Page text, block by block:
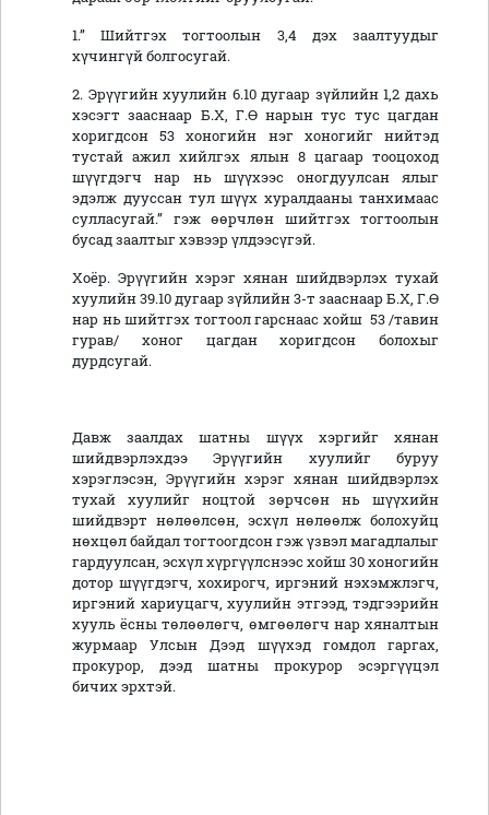
1.” Шийтгэх тогтоолын 3,4 дэх заалтуудыг
хүчингүй болгосугай.
2. Эрүүгийн хуулийн 6.10 дугаар зүйлийн 1,2 дахь
хэсэгт зааснаар Б.Х, Г.Ө нарын тус тус цагдан
хоригдсон 53 хоногийн нэг хоногийг нийтэд
тустай ажил хийлгэх ялын 8 цагаар тооцоход
шүүгдэгч нар нь шүүхээс оногдуулсан ялыг
эдэлж дууссан тул шүүх хуралдааны танхимаас
сулласугай.” гэж өөрчлөн шийтгэх тогтоолын
бусад заалтыг хэвээр үлдээсүгэй.
Хоёр. Эрүүгийн хэрэг хянан шийдвэрлэх тухай
хуулийн 39.10 дугаар зүйлийн 3-т зааснаар Б.Х, Г.Ө
нар нь шийтгэх тогтоол гарснаас хойш 53 /тавин
гурав/ хоног цагдан хоригдсон болохыг
дурдсугай.
Давж заалдах шатны шүүх хэргийг хянан
шийдвэрлэхдээ Эрүүгийн хуулийг буруу
хэрэглэсэн, Эрүүгийн хэрэг хянан шийдвэрлэх
тухай хуулийг ноцтой зөрчсөн нь шүүхийн
шийдвэрт нөлөөлсөн, эсхүл нөлөөлж болохуйц
нөхцөл байдал тогтоогдсон гэж үзвэл магадлалыг
гардуулсан, эсхүл хүргүүлснээс хойш 30 хоногийн
дотор шүүгдэгч, хохирогч, иргэний нэхэмжлэгч,
иргэний хариуцагч, хуулийн этгээд, тэдгээрийн
хууль ёсны төлөөлөгч, өмгөөлөгч нар хяналтын
журмаар Улсын Дээд шүүхэд гомдол гаргах,
прокурор, дээд шатны прокурор эсэргүүцэл
бичих эрхтэй.